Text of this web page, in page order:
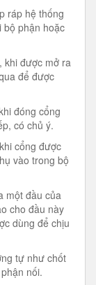
ráp hệ thống
bộ phận hoặc
khi được mở ra
để được
đóng cổng
có chủ ý.
cổng được
vào trong bộ
một đầu của
cho đầu này
dùng để chịu
tự như chốt
nối.